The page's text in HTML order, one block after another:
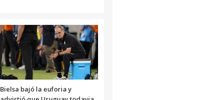
Bielsa bajó la euforia y